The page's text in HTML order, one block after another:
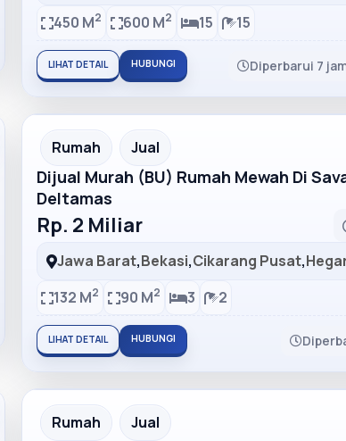
450 M2 600 M2 15 15
LIHAT DETAIL HUBUNGI Diperbarui 7
Partner Ad
Rumah Jual
Dijual Murah (BU) Rumah Mewah Di
Deltamas
Rp. 2 Miliar
Jawa Barat,Bekasi,Cikarang Pusat,
132 M2 90 M2 3 2
LIHAT DETAIL HUBUNGI
Partner Ad
Rumah Jual